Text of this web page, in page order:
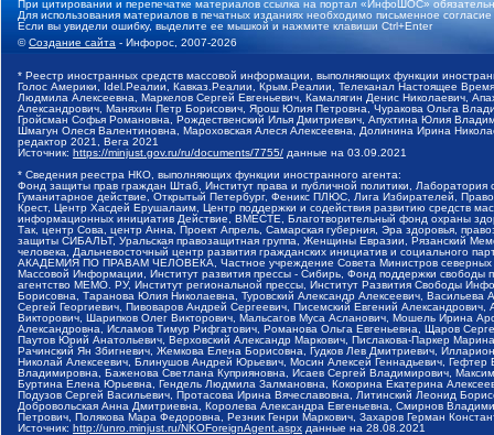
При цитировании и перепечатке материалов ссылка на портал «ИнфоШОС»
Для использования материалов в печатных изданиях необходимо письменное
Если вы увидели ошибку, выделите ее мышкой и нажмите клавиши Ctrl+Enter
©Создание сайта - Инфорос, 2007-2026
* Реестр иностранных средств массовой информации, выполняющих функции
Голос Америки, Idel.Реалии, Кавказ.Реалии, Крым.Реалии, Телеканал Настоящее
Людмила Алексеевна, Маркелов Сергей Евгеньевич, Камалягин Денис Николаевич,
Александрович, Маняхин Петр Борисович, Ярош Юлия Петровна, Чуракова Ольга
Гройсман Софья Романовна, Рождественский Илья Дмитриевич, Апухтина Юлия
Шмагун Олеся Валентиновна, Мароховская Алеся Алексеевна, Долинина Ирина
редактор 2021, Вега 2021
Источник: https://minjust.gov.ru/ru/documents/7755/ данные на 03.09.2021
* Сведения реестра НКО, выполняющих функции иностранного агента:
Фонд защиты прав граждан Штаб, Институт права и публичной политики,
Гуманитарное действие, Открытый Петербург, Феникс ПЛЮС, Лига Избирателей,
Крест, Центр Хасдей Ерушалаим, Центр поддержки и содействия развитию средств
информационных инициатив Действие, ВМЕСТЕ, Благотворительный фонд охраны
Так, центр Сова, центр Анна, Проект Апрель, Самарская губерния, Эра здоровья,
защиты СИБАЛЬТ, Уральская правозащитная группа, Женщины Евразии, Рязанский
человека, Дальневосточный центр развития гражданских инициатив и социального
АКАДЕМИЯ ПО ПРАВАМ ЧЕЛОВЕКА, Частное учреждение Совета Министров северных
Массовой Информации, Институт развития прессы - Сибирь, Фонд поддержки
агентство МЕМО. РУ, Институт региональной прессы, Институт Развития Свободы
Борисовна, Таранова Юлия Николаевна, Туровский Александр Алексеевич,
Сергей Георгиевич, Пивоваров Андрей Сергеевич, Писемский Евгений
Викторович, Шарипков Олег Викторович, Мальсагов Муса Асланович, Мошель Ирина
Александровна, Исламов Тимур Рифгатович, Романова Ольга Евгеньевна, Щаров
Паутов Юрий Анатольевич, Верховский Александр Маркович, Пислакова-Паркер
Рачинский Ян Збигневич, Жемкова Елена Борисовна, Гудков Лев Дмитриевич,
Николай Алексеевич, Блинушов Андрей Юрьевич, Мосин Алексей Геннадьевич,
Владимировна, Баженова Светлана Куприяновна, Исаев Сергей Владимирович,
Буртина Елена Юрьевна, Гендель Людмила Залмановна, Кокорина Екатерина
Подузов Сергей Васильевич, Протасова Ирина Вячеславовна, Литинский Леонид
Добровольская Анна Дмитриевна, Королева Александра Евгеньевна, Смирнов
Петрович, Полякова Мара Федоровна, Резник Генри Маркович, Захаров Герман
Источник: http://unro.minjust.ru/NKOForeignAgent.aspx данные на 28.08.2021